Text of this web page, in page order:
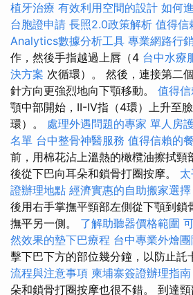
植牙治療 有效利用空間的設計 如何
台胞證申請 長照2.0政策解析 值得信
Analytics數據分析工具 專業網路行
作，然後手指越過上唇（4 台中水療
決方案 次循環）。 然後，連接第二
針方向更強烈地向下顎移動。 值得
顎中部開始，II-IV指（4環）上升至
環）。 處理外遇問題的專家 單人房
名單 台中整骨神醫服務 值得信賴的
前，用棉花沾上溫熱的橄欖油擦拭頸
後從下巴向耳朵和鎖骨打圈按摩。
證辦理地點 經濟實惠的自助搬家選擇
後用右手掌撫平頸部左側從下顎到鎖
撫平另一側。 了解助聽器價格範圍
然效果的墊下巴療程 台中專業外燴
擊下巴下方的部位幾分鐘，以防止託
流程與注意事項 柬埔寨簽證辦理指南
朵和鎖骨打圈按摩也很不錯。 到達